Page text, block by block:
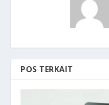
POS TERKAIT